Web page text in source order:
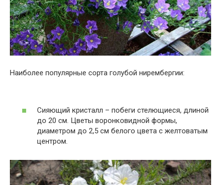
Наиболее популярные сорта голубой нирембергии:
Сияющий кристалл – побеги стелющиеся, длиной
до 20 см. Цветы воронковидной формы,
диаметром до 2,5 см белого цвета с желтоватым
центром.